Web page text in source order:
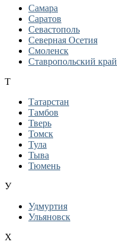
Самара
Саратов
Севастополь
Северная Осетия
Смоленск
Ставропольский край
Т
Татарстан
Тамбов
Тверь
Томск
Тула
Тыва
Тюмень
У
Удмуртия
Ульяновск
Х